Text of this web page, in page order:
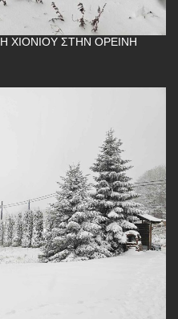
ΧΙΟΝΙΟΎ ΣΤΗΝ ΟΡΕΙΝΉ